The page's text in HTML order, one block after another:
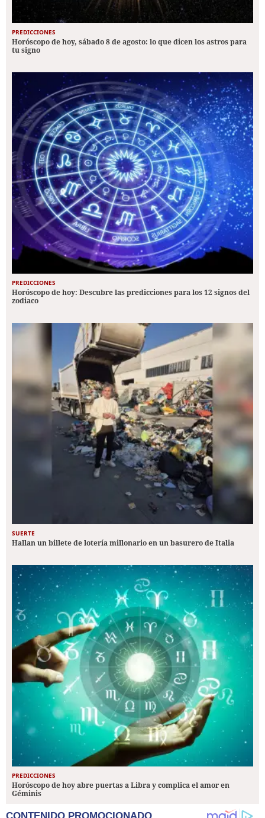
PREDICCIONES
Horóscopo de hoy, sábado 8 de agosto: lo que dicen los astros para
tu signo
PREDICCIONES
Horóscopo de hoy: Descubre las predicciones para los 12 signos del
zodiaco
SUERTE
Hallan un billete de lotería millonario en un basurero de Italia
PREDICCIONES
Horóscopo de hoy abre puertas a Libra y complica el amor en
Géminis